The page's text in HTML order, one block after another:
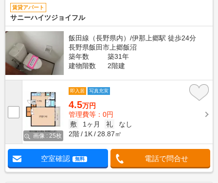
賃貸アパート
サニーハイツジョイフル
飯田線（長野県内）/伊那上郷駅 徒歩24分
長野県飯田市上郷飯沼
築年数
築31年
建物階数
2階建
画像 : 25枚
即入居 写真充実
4.5万円
管理費等：0円
敷
1ヶ月 礼
なし
2階
1K 28.87㎡
空室確認 無料 電話で問合せ